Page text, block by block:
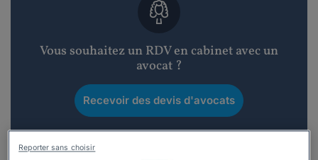
Vous souhaitez un RDV en cabinet avec un
avocat ?
Recevoir des devis d'avocats
3 devis en 48h
Reporter sans choisir